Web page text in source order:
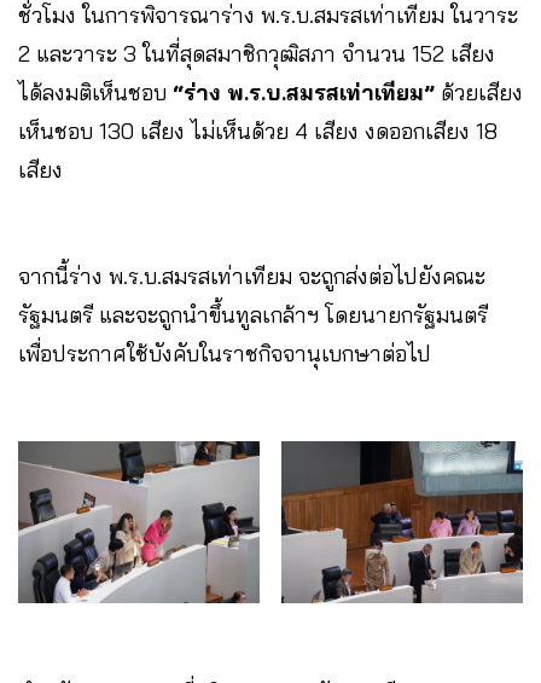
ชั่วโมง ในการพิจารณาร่าง พ.ร.บ.สมรสเท่าเทียม ในวาระ
2 และวาระ 3 ในที่สุดสมาชิกวุฒิสภา จำนวน 152 เสียง
ได้ลงมติเห็นชอบ “ร่าง พ.ร.บ.สมรสเท่าเทียม” ด้วยเสียง
เห็นชอบ 130 เสียง ไม่เห็นด้วย 4 เสียง งดออกเสียง 18
เสียง
จากนี้ร่าง พ.ร.บ.สมรสเท่าเทียม จะถูกส่งต่อไปยังคณะ
รัฐมนตรี และจะถูกนำขึ้นทูลเกล้าฯ โดยนายกรัฐมนตรี
เพื่อประกาศใช้บังคับในราชกิจจานุเบกษาต่อไป